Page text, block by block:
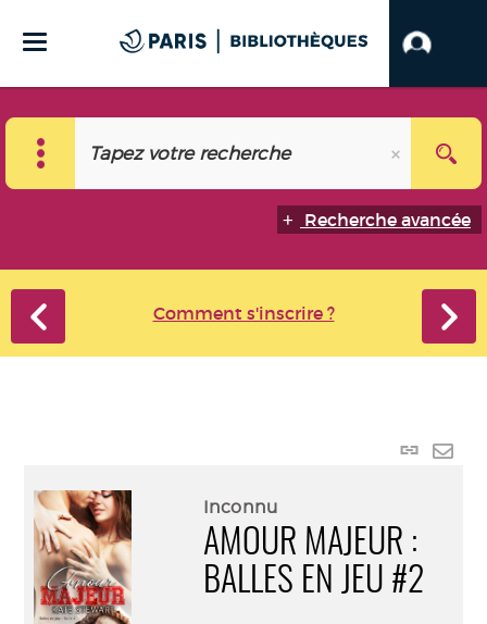
Recherche avancée
Comment s'inscrire ?
Lien
Inconnu
AMOUR MAJEUR :
BALLES EN JEU #2